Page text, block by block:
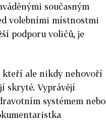
současným
volebními místnostmi
podporu voličů, je
kteří ale nikdy nehovoří
skryté. Vyprávějí
systémem nebo